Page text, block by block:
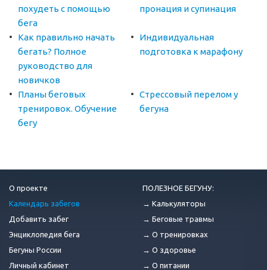
похудеть с помощью
бега
пронация и супинация
Как правильно начать
бегать? Полное
руководство для
новичков
Индивидуальная
подготовка к марафону
Планы беговых
тренировок. Обучение
бегу
Стрессовый перелом у
бегуна
О проекте
Календарь забегов
Добавить забег
Энциклопедия бега
Бегуны России
Личный кабинет
ПОЛЕЗНОЕ БЕГУНУ:
→ Калькуляторы
→ Беговые травмы
→ О тренировках
→ О здоровье
→ О питании